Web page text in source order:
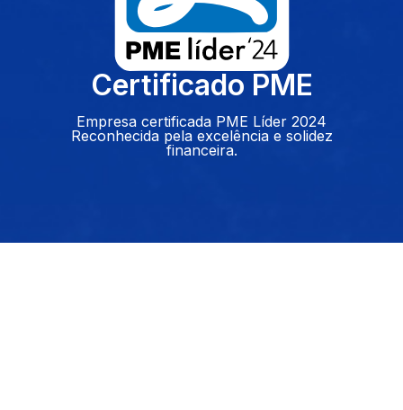
Certificado PME
Empresa certificada PME Líder 2024
Reconhecida pela excelência e solidez
financeira.